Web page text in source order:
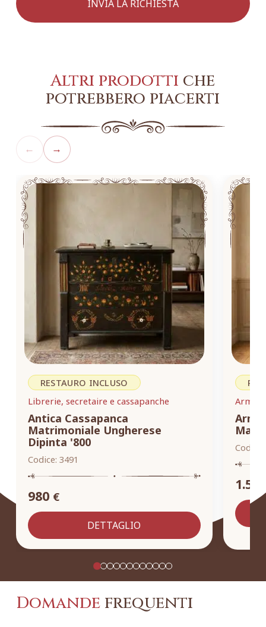
Altri prodotti che
potrebbero piacerti
← →
RESTAURO INCLUSO
Librerie, secretaire e cassapanche
Antica Cassapanca
Matrimoniale Ungherese
Dipinta '800
Codice: 3491
980 €
DETTAGLIO
Codice:
Domandefrequenti